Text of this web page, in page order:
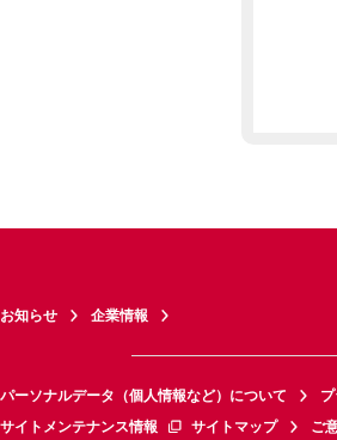
お知らせ 企業情報
パーソナルデータ（個人情報など）について
サイトメンテナンス情報
サイトマップ ご